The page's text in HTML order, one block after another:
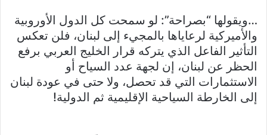
…ويقولها “بصراحة”: لو سمحت كل الدول الأوروبية
والأميركية لرعاياها بالمجيء إلى لبنان، فلن تعكس
التأثير الفاعل الذي يتركه قرار الخليج العربي برفع
الحظر عن لبنان، إن لجهة عدد السياح أو
الاستثمارات التي قد تحصل، ولا حتى في عودة لبنان
إلى الخارطة السياحية الإقليمية ثم الدولية!